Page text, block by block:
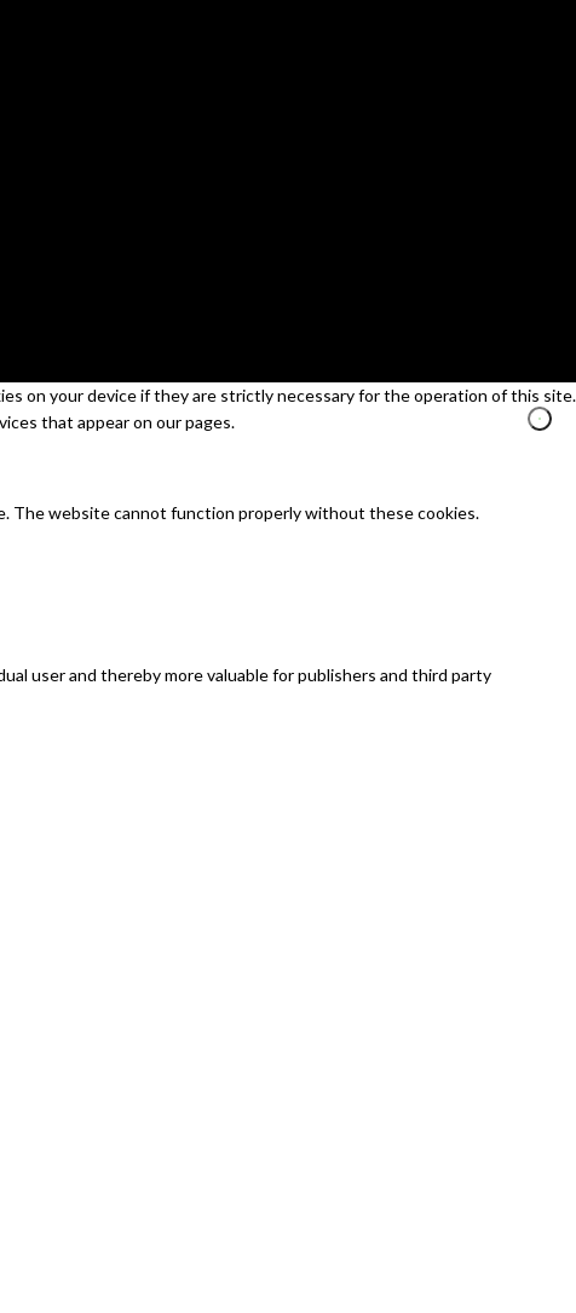
on your device if they are strictly necessary for the operation of this site.
that appear on our pages.
The website cannot function properly without these cookies.
user and thereby more valuable for publishers and third party